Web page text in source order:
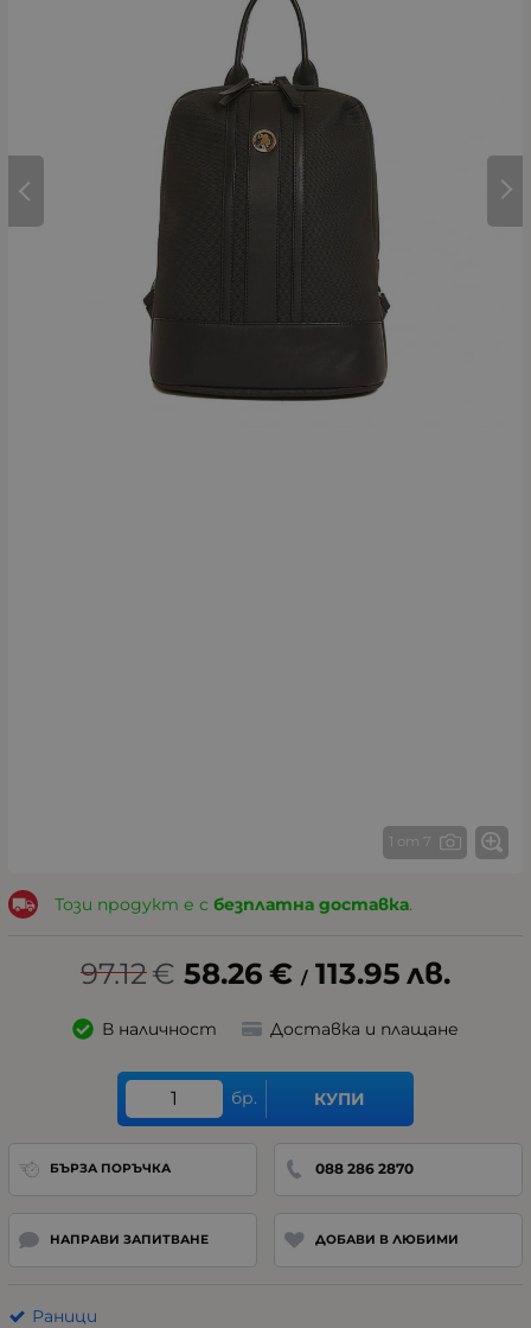
1 от 7
Този продукт е с безплатна доставка.
97.12€ 58.26 € / 113.95 лв.
В наличност Доставка и плащане
бр. КУПИ
БЪРЗА ПОРЪЧКА 088 286 2870
НАПРАВИ ЗАПИТВАНЕ ДОБАВИ В ЛЮБИМИ
Раници